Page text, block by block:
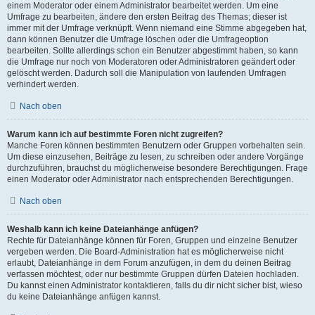
einem Moderator oder einem Administrator bearbeitet werden. Um eine
Umfrage zu bearbeiten, ändere den ersten Beitrag des Themas; dieser ist
immer mit der Umfrage verknüpft. Wenn niemand eine Stimme abgegeben hat,
dann können Benutzer die Umfrage löschen oder die Umfrageoption
bearbeiten. Sollte allerdings schon ein Benutzer abgestimmt haben, so kann
die Umfrage nur noch von Moderatoren oder Administratoren geändert oder
gelöscht werden. Dadurch soll die Manipulation von laufenden Umfragen
verhindert werden.
Nach oben
Warum kann ich auf bestimmte Foren nicht zugreifen?
Manche Foren können bestimmten Benutzern oder Gruppen vorbehalten sein.
Um diese einzusehen, Beiträge zu lesen, zu schreiben oder andere Vorgänge
durchzuführen, brauchst du möglicherweise besondere Berechtigungen. Frage
einen Moderator oder Administrator nach entsprechenden Berechtigungen.
Nach oben
Weshalb kann ich keine Dateianhänge anfügen?
Rechte für Dateianhänge können für Foren, Gruppen und einzelne Benutzer
vergeben werden. Die Board-Administration hat es möglicherweise nicht
erlaubt, Dateianhänge in dem Forum anzufügen, in dem du deinen Beitrag
verfassen möchtest, oder nur bestimmte Gruppen dürfen Dateien hochladen.
Du kannst einen Administrator kontaktieren, falls du dir nicht sicher bist, wieso
du keine Dateianhänge anfügen kannst.